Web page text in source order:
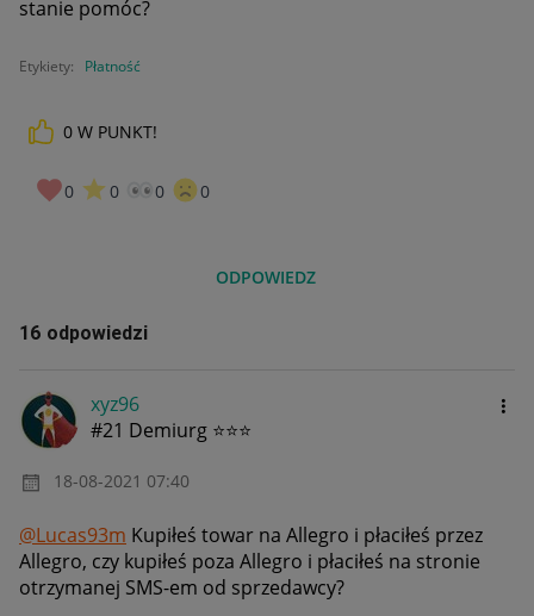
stanie pomóc?
Etykiety: Płatność
0 W PUNKT!
0 0 0 0
ODPOWIEDZ
16 odpowiedzi
xyz96
#21 Demiurg ⭐⭐⭐
‎18-08-2021 07:40
@Lucas93m Kupiłeś towar na Allegro i płaciłeś przez
Allegro, czy kupiłeś poza Allegro i płaciłeś na stronie
otrzymanej SMS-em od sprzedawcy?